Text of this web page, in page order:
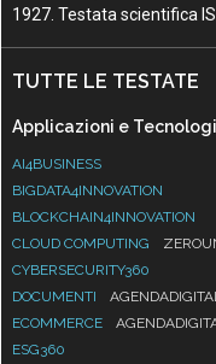
1927. Testata scientifica
TUTTE LE TESTATE
Applicazioni e
AI4BUSINESS
BIGDATA4INNOVATION
BLOCKCHAIN4INNOVATION
CLOUD COMPUTING
CYBERSECURITY360
DOCUMENTI
ECOMMERCE
ESG360